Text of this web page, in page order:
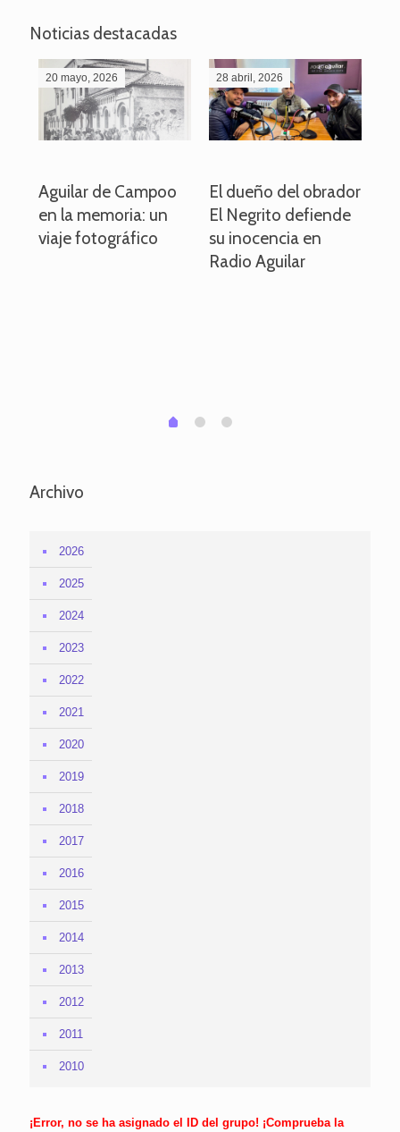
Noticias destacadas
20 mayo, 2026
Aguilar de Campoo
en la memoria: un
viaje fotográfico
28 abril, 2026
El dueño del obrador
El Negrito defiende
su inocencia en
Radio Aguilar
0 1 2
Archivo
2026
2025
2024
2023
2022
2021
2020
2019
2018
2017
2016
2015
2014
2013
2012
2011
2010
¡Error, no se ha asignado el ID del grupo! ¡Comprueba la